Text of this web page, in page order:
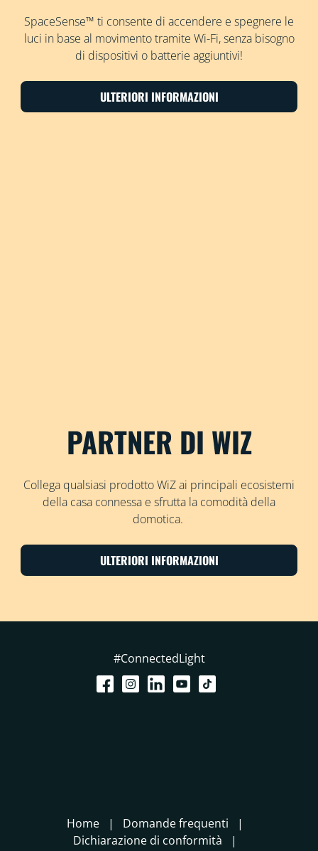
SpaceSense™ ti consente di accendere e spegnere le
luci in base al movimento tramite Wi-Fi, senza bisogno
di dispositivi o batterie aggiuntivi!
ULTERIORI INFORMAZIONI
PARTNER DI WIZ
Collega qualsiasi prodotto WiZ ai principali ecosistemi
della casa connessa e sfrutta la comodità della
domotica.
ULTERIORI INFORMAZIONI
#ConnectedLight
Home
Domande frequenti
Dichiarazione di conformità